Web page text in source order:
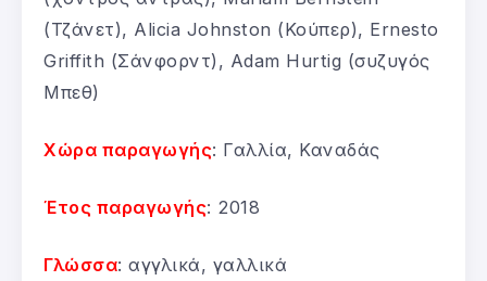
(Τζάνετ), Alicia Johnston (Κούπερ), Ernesto
Griffith (Σάνφορντ), Adam Hurtig (συζυγός
Μπεθ)
Χώρα παραγωγής: Γαλλία, Καναδάς
Έτος παραγωγής: 2018
Γλώσσα: αγγλικά, γαλλικά